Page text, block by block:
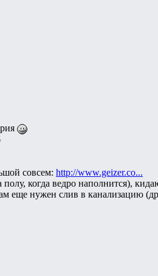
совсем: http://www.geizer.co...
когда ведро наполнится),
еще нужен слив в канализацию